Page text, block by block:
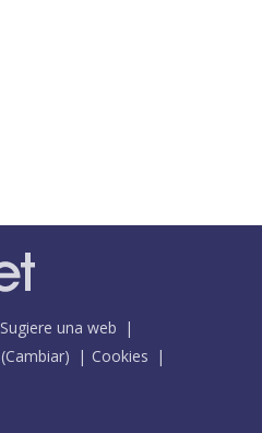
Sugiere una web
(Cambiar)
Cookies